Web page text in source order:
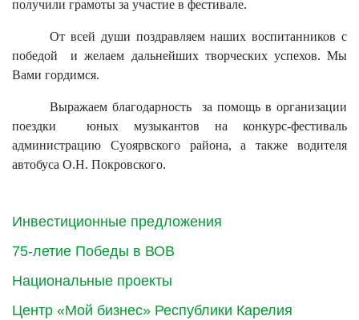
Инвестиционные предложения
75-летие Победы в ВОВ
Национальные проекты
Центр «Мой бизнес» Республики Карелия
получили грамоты за участие в фестивале.
От всей души поздравляем наших воспитанников с
победой
и желаем дальнейших творческих успехов. Мы
Вами гордимся.
Выражаем благодарность
за помощь в организации
поездки
юных музыкантов на конкурс-фестиваль
администрацию Суоярвского района, а также водителя
автобуса О.Н. Покровского.